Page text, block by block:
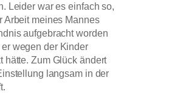
Leider war es einfach so,
Arbeit meines Mannes
aufgebracht worden
wegen der Kinder
hätte. Zum Glück ändert
langsam in der